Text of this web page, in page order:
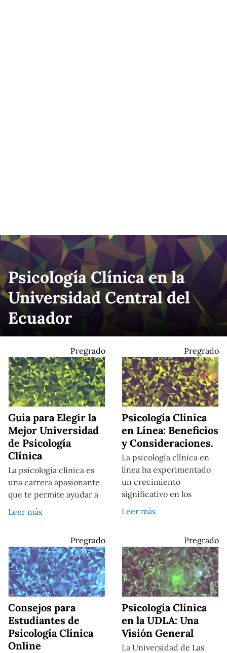
Psicología Clínica en la
Universidad Central del
Ecuador
Pregrado
Guía para Elegir la
Mejor Universidad
de Psicología
Clínica
La psicología clínica es
una carrera apasionante
que te permite ayudar a
Leer más
Pregrado
Psicología Clínica
en Línea: Beneficios
y Consideraciones.
La psicología clínica en
línea ha experimentado
un crecimiento
significativo en los
Leer más
Pregrado
Consejos para
Estudiantes de
Psicología Clínica
Online
Pregrado
Psicología Clínica
en la UDLA: Una
Visión General
La Universidad de Las